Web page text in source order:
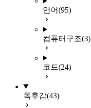
언어(95)
컴퓨터구조(3)
코드(24)
독후감(43)